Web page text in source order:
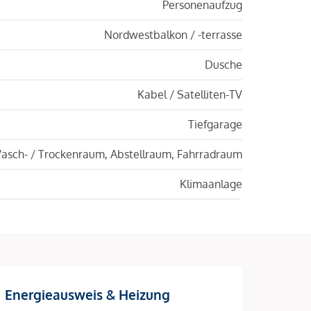
Personenaufzug
Nordwestbalkon / -terrasse
Dusche
Kabel / Satelliten-TV
Tiefgarage
/ Trockenraum, Abstellraum, Fahrradraum
Klimaanlage
Energieausweis & Heizung